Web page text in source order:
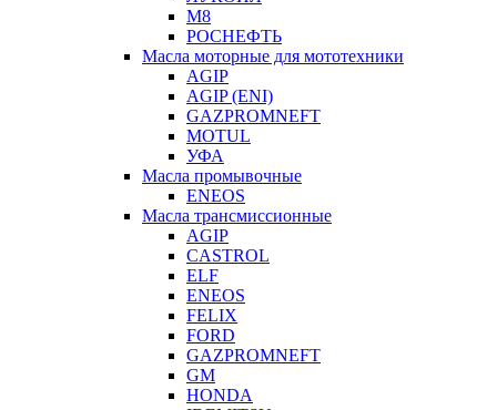
М8
РОСНЕФТЬ
Масла моторные для мототехники
AGIP
AGIP (ENI)
GAZPROMNEFT
MOTUL
УФА
Масла промывочные
ENEOS
Масла трансмиссионные
AGIP
CASTROL
ELF
ENEOS
FELIX
FORD
GAZPROMNEFT
GM
HONDA